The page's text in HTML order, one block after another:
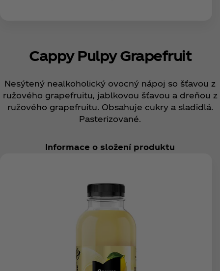
Cappy Pulpy Grapefruit
Nesýtený nealkoholický ovocný nápoj so šťavou z
ružového grapefruitu, jablkovou šťavou a dreňou z
ružového grapefruitu. Obsahuje cukry a sladidlá.
Pasterizované.
Informace o složení produktu